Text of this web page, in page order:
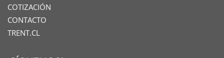
COTIZACIÓN
CONTACTO
TRENT.CL